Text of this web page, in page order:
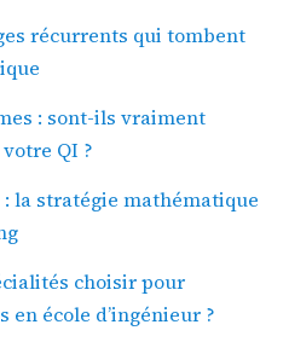
récurrents qui tombent
: sont-ils vraiment
QI ?
la stratégie mathématique
choisir pour
en école d’ingénieur ?